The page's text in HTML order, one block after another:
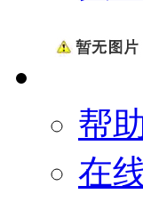
帮
在